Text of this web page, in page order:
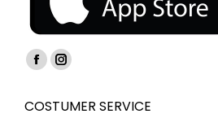
Finden Sie uns auf:
Facebook
opens
Instagram
opens
COSTUMER SERVICE